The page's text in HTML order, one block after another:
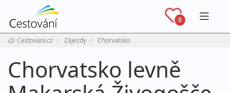
8
Cestování.cz Zájezdy Chorvatsko
Chorvatsko levně